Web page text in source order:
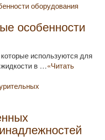
особенности
используются для
в …«Читать